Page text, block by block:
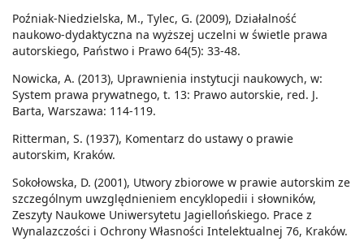
Poźniak-Niedzielska, M., Tylec, G. (2009), Działalność
naukowo-dydaktyczna na wyższej uczelni w świetle prawa
autorskiego, Państwo i Prawo 64(5): 33-48.
Nowicka, A. (2013), Uprawnienia instytucji naukowych, w:
System prawa prywatnego, t. 13: Prawo autorskie, red. J.
Barta, Warszawa: 114-119.
Ritterman, S. (1937), Komentarz do ustawy o prawie
autorskim, Kraków.
Sokołowska, D. (2001), Utwory zbiorowe w prawie autorskim ze
szczególnym uwzględnieniem encyklopedii i słowników,
Zeszyty Naukowe Uniwersytetu Jagiellońskiego. Prace z
Wynalazczości i Ochrony Własności Intelektualnej 76, Kraków.